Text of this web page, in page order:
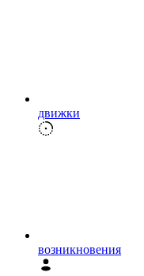
движки
возникновения